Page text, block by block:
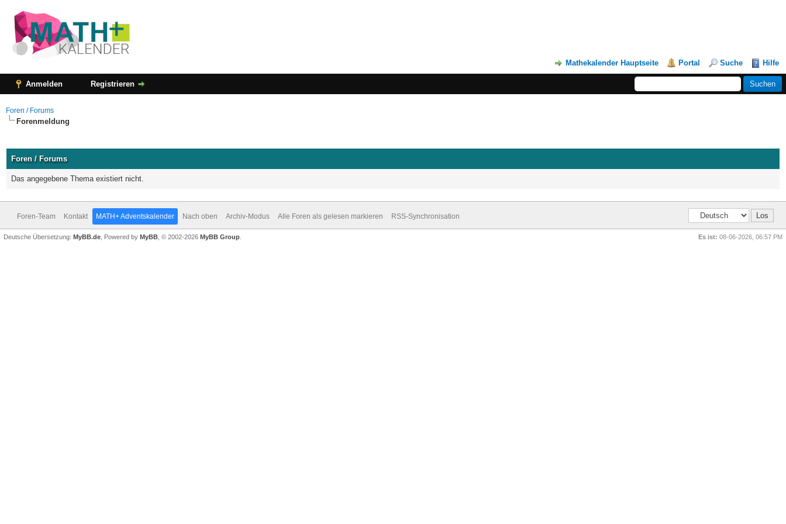
Mathekalender Hauptseite Portal Suche Hilfe
Anmelden Registrieren
Foren / Forums
Forenmeldung
Foren / Forums
Das angegebene Thema existiert nicht.
Foren-Team Kontakt MATH+ Adventskalender Nach oben Archiv-Modus Alle Foren als gelesen markieren RSS-Synchronisation
Es ist: 08-06-2026, 06:57 PM
Deutsche Übersetzung: MyBB.de , Powered by MyBB , © 2002-2026 MyBB Group